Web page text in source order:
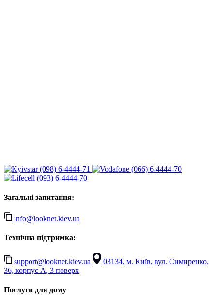
(098) 6-4444-71
(066) 6-4444-70
(093) 6-4444-70
Загальні запитання:
info@looknet.kiev.ua
Технічна підтримка:
support@looknet.kiev.ua
03134, м. Київ, вул. Симиренко,
36, корпус А, 3 поверх
Послуги для дому